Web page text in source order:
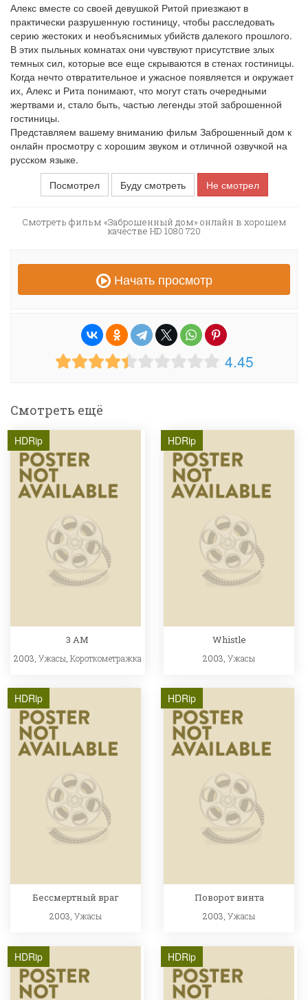
Алекс вместе со своей девушкой Ритой приезжают в
практически разрушенную гостиницу, чтобы расследовать
серию жестоких и необъяснимых убийств далекого прошлого.
В этих пыльных комнатах они чувствуют присутствие злых
темных сил, которые все еще скрываются в стенах гостиницы.
Когда нечто отвратительное и ужасное появляется и окружает
их, Алекс и Рита понимают, что могут стать очередными
жертвами и, стало быть, частью легенды этой заброшенной
гостиницы.
Представляем вашему вниманию фильм Заброшенный дом к
онлайн просмотру с хорошим звуком и отличной озвучкой на
русском языке.
Посмотрел
Буду смотреть Не смотрел
Смотреть фильм «Заброшенный дом» онлайн в хорошем
качестве HD 1080 720
Начать просмотр
4.45
Смотреть ещё
HDRip
3 AM
2003, Ужасы Короткометражка
HDRip
Whistle
2003,Ужасы
HDRip
Бессмертный враг
2003, Ужасы
HDRip
Поворот винта
2003,Ужасы
HDRip HDRip